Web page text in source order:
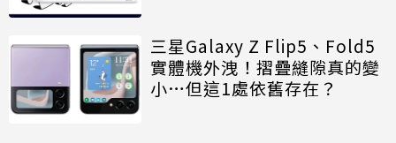
三星Galaxy Z Flip5、Fold5
實體機外洩！摺疊縫隙真的變
小…但這1處依舊存在？